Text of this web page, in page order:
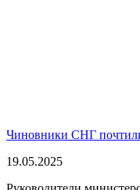
Чиновники СНГ
19.05.2025